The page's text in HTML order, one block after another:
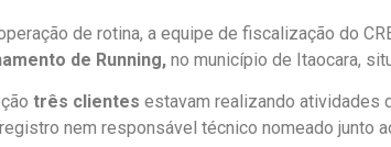
de rotina, a equipe de fiscalização do
de Running, no município de Itaocara,
três clientes estavam realizando atividades
nem responsável técnico nomeado junto